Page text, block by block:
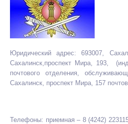
Юридический адрес: 693007,
Сахалинск,проспект Мира, 193,
почтового отделения,
Сахалинск, проспект Мира, 157
Телефоны: приемная – 8 (4242)